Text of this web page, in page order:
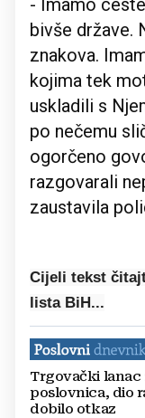
- Imamo
bivše države.
znakova.
kojima tek
uskladili s
po nečemu
ogorčeno
razgovarali
zaustavila
Cijeli tekst
lista BiH...
Trgovački lanac
poslovnica, dio
dobilo otkaz